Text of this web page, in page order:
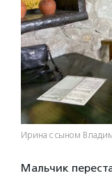
Ирина с сыном
Мальчик